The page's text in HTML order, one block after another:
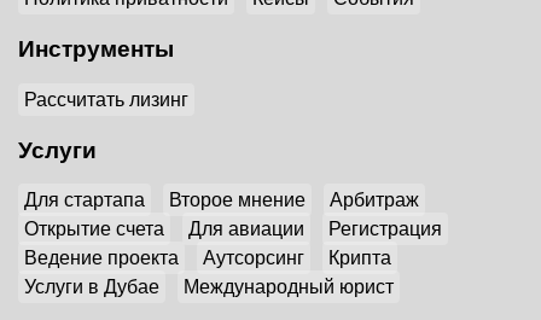
Инструменты
Рассчитать лизинг
Услуги
Для стартапа Второе мнение
Арбитраж
Открытие счета
Для авиации
Регистрация
Ведение проекта
Аутсорсинг
Крипта
Услуги в Дубае
Международный юрист